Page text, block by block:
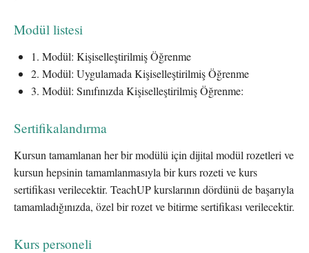
Modül listesi
1. Modül: Kişiselleştirilmiş Öğrenme
2. Modül: Uygulamada Kişiselleştirilmiş Öğrenme
3. Modül: Sınıfınızda Kişiselleştirilmiş Öğrenme:
Sertifikalandırma
Kursun tamamlanan her bir modülü için dijital modül rozetleri ve
kursun hepsinin tamamlanmasıyla bir kurs rozeti ve kurs
sertifikası verilecektir. TeachUP kurslarının dördünü de başarıyla
tamamladığınızda, özel bir rozet ve bitirme sertifikası verilecektir.
Kurs personeli